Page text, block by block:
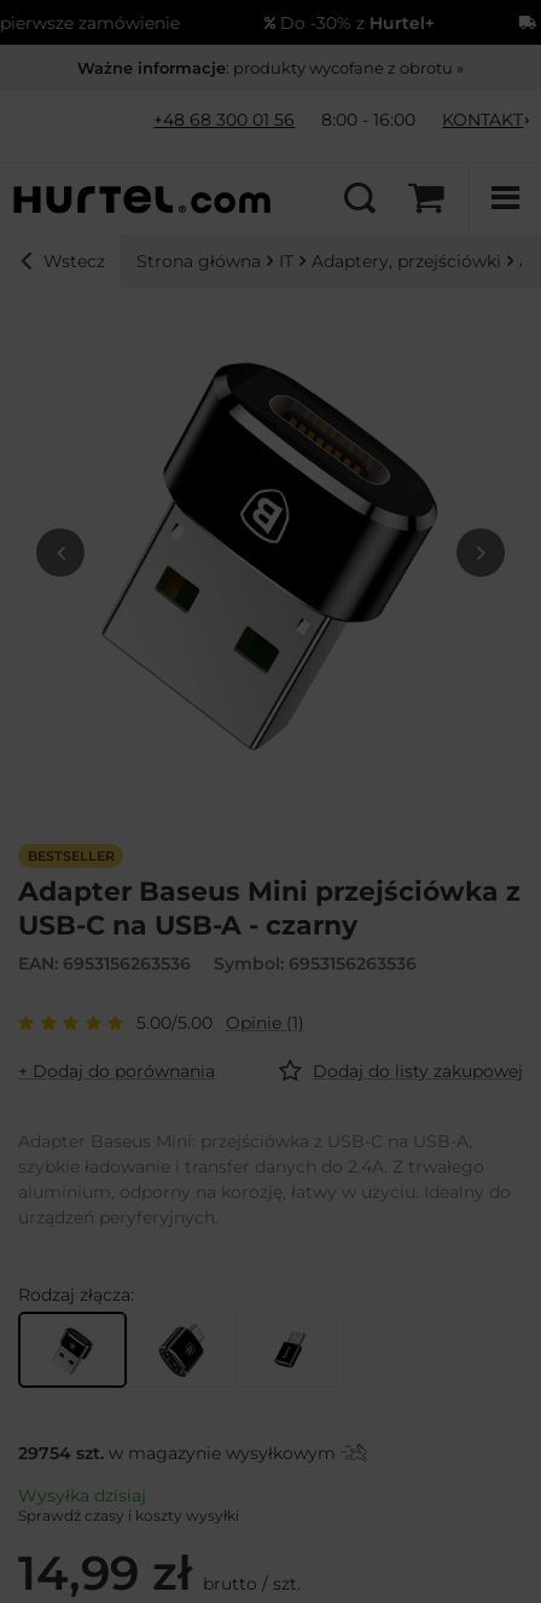
zamówienie Do -30% zHurtel+
Ważne informacje: produkty wycofane z obrotu »
+48 68 300 01 56 8:00 - 16:00 KONTAKT
Wstecz Strona główna IT Adaptery, przejściówki
BESTSELLER
Adapter Baseus Mini przejściówka z
USB-C na USB-A - czarny
EAN: 6953156263536 Symbol: 6953156263536
5.00/5.00 Opinie (1)
+ Dodaj do porównania Dodaj do listy zakupowej
Adapter Baseus Mini: przejściówka z USB-C na USB-A,
szybkie ładowanie i transfer danych do 2.4A. Z trwałego
aluminium, odporny na korozję, łatwy w użyciu. Idealny do
urządzeń peryferyjnych.
Rodzaj złącza
29754 szt. w magazynie wysyłkowym
Wysyłka dzisiaj
Sprawdź czasy i koszty wysyłki
14,99 zł brutto / szt.